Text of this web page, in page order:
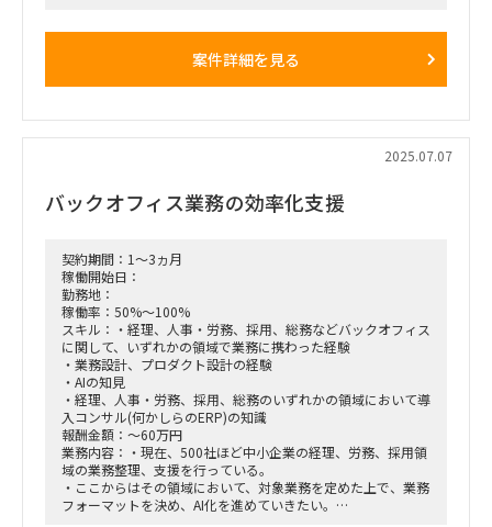
・プロジェクトマネジメント（スコープ、WBS、スケジュー
・変革後の運用定着支援、教育・マニュアル作成、KPIモニタ
勤務地：品川
案件詳細を見る
2025.07.07
バックオフィス業務の効率化支援
契約期間：1～3ヵ月
稼働開始日：
勤務地：
稼働率：50%～100%
スキル：・経理、人事・労務、採用、総務などバックオフィス
に関して、いずれかの領域で業務に携わった経験
・業務設計、プロダクト設計の経験
・AIの知見
・経理、人事・労務、採用、総務のいずれかの領域において導
入コンサル(何かしらのERP)の知識
報酬金額：～60万円
業務内容：・現在、500社ほど中小企業の経理、労務、採用領
域の業務整理、支援を行っている。
・ここからはその領域において、対象業務を定めた上で、業務
フォーマットを決め、AI化を進めていきたい。